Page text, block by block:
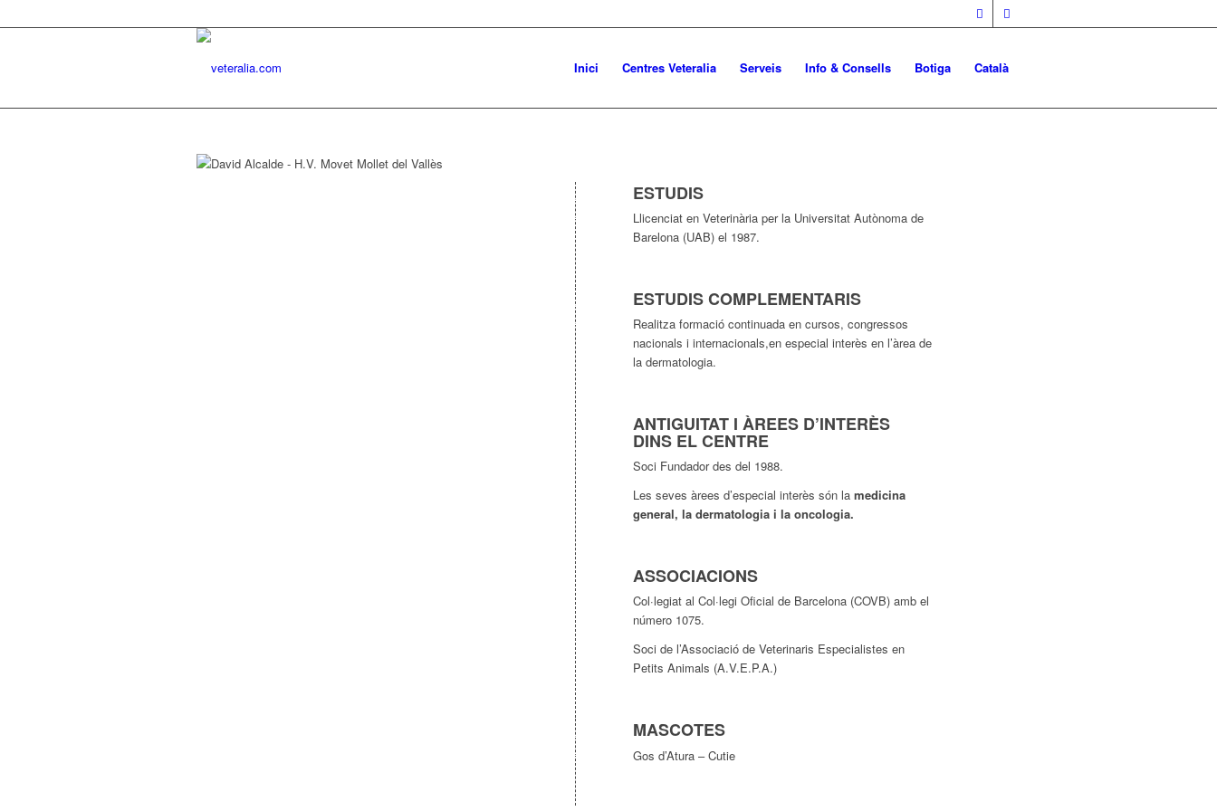
Inici Centres Veteralia Serveis Info & Consells Botiga Català
ESTUDIS
Llicenciat en Veterinària per la Universitat Autònoma de
Barelona (UAB) el 1987.
ESTUDIS COMPLEMENTARIS
Realitza formació continuada en cursos, congressos
nacionals i internacionals,en especial interès en l’àrea de
la dermatologia.
ANTIGUITAT I ÀREES D’INTERÈS
DINS EL CENTRE
Soci Fundador des del 1988.
Les seves àrees d’especial interès són la medicina
general, la dermatologia i la oncologia.
ASSOCIACIONS
Col·legiat al Col·legi Oficial de Barcelona (COVB) amb el
número 1075.
Soci de l’Associació de Veterinaris Especialistes en
Petits Animals (A.V.E.P.A.)
MASCOTES
Gos d’Atura – Cutie